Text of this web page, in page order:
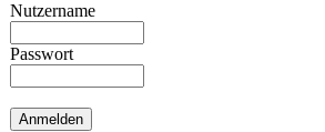
Nutzername
Passwort